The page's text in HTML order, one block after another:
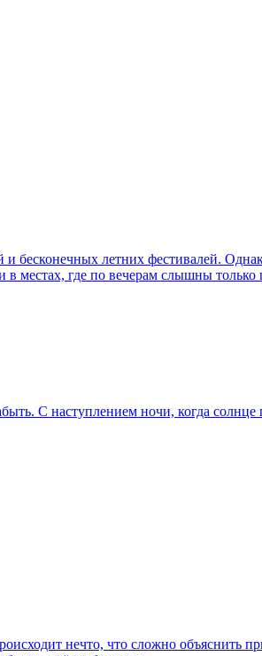
летних фестивалей.
в местах, где по вечерам слышны
С наступлением ночи, когда солнце
нечто, что сложно объяснить